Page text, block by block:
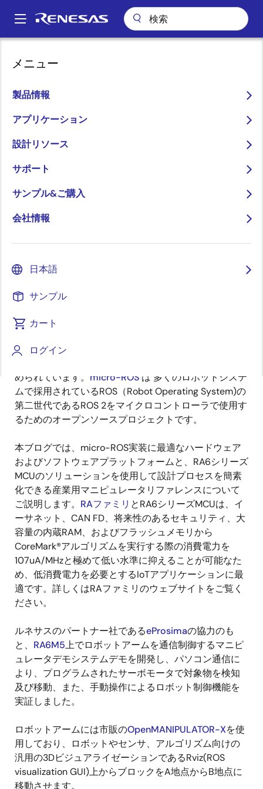
ン
Main
メニュー
製品情報
アプリケーション
設計リソース
サポート
サンプル&ご購入
会社情報
日本語
サンプル
カート
ログイン
パ
ン
く
ず
RA MCUとmicro-ROSによるロボット設計プロセスの効率化
RA MCUとmicro-ROSによ
るロボット設計プロセスの
効率化
画
像
公開日:2023年3月27日
ボティクスへのニーズはますます高まっています。並
し、設計プロセスを簡素化し、さまざまなアプリケー
められています。 micro-ROS は 多くのロボットシステ
ムで採用されているROS（Robot Operating System)の
第二世代であるROS 2をマイクロコントローラで使用す
るためのオープンソースプロジェクトです。
本ブログでは、micro-ROS実装に最適なハードウェア
およびソフトウェアプラットフォームと、RA6シリーズ
MCUのソリューションを使用して設計プロセスを簡素
化できる産業用マニピュレータリファレンスについて
ご説明します。 RAファミリ とRA6シリーズMCUは、イ
ーサネット、CAN FD、将来性のあるセキュリティ、大
容量の内蔵RAM、およびフラッシュメモリから
CoreMark®アルゴリズムを実行する際の消費電力を
107uA/MHzと極めて低い水準に抑えることが可能なた
め、低消費電力を必要とするIoTアプリケーションに最
適です。詳しくはRAファミリのウェブサイトをご覧く
ださい。
ルネサスのパートナー社であるeProsimaの協力のも
と、 RA6M5上でロボットアームを通信制御するマニピ
ュレータデモシステムデモを開発し、パソコン通信に
より、プログラムされたサーボモータで対象物を検知
及び移動、また、手動操作によるロボット制御機能を
実証しました。
ロボットアームには市販のOpenMANIPULATOR-Xを使
用しており、ロボットやセンサ、アルゴリズム向けの
汎用の3DビジュアライゼーションであるRviz(ROS
visualization GUI)上からブロックをA地点からB地点に
移動させます。